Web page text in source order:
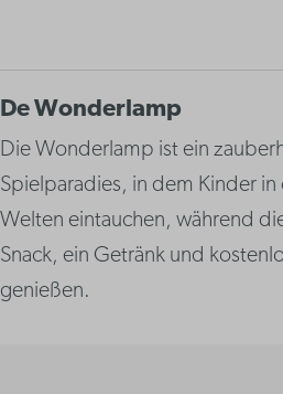
De Wonderlamp
Die Wonderlamp ist ein
Spielparadies, in dem Kinder in
Welten eintauchen, während
Snack, ein Getränk und
genießen.